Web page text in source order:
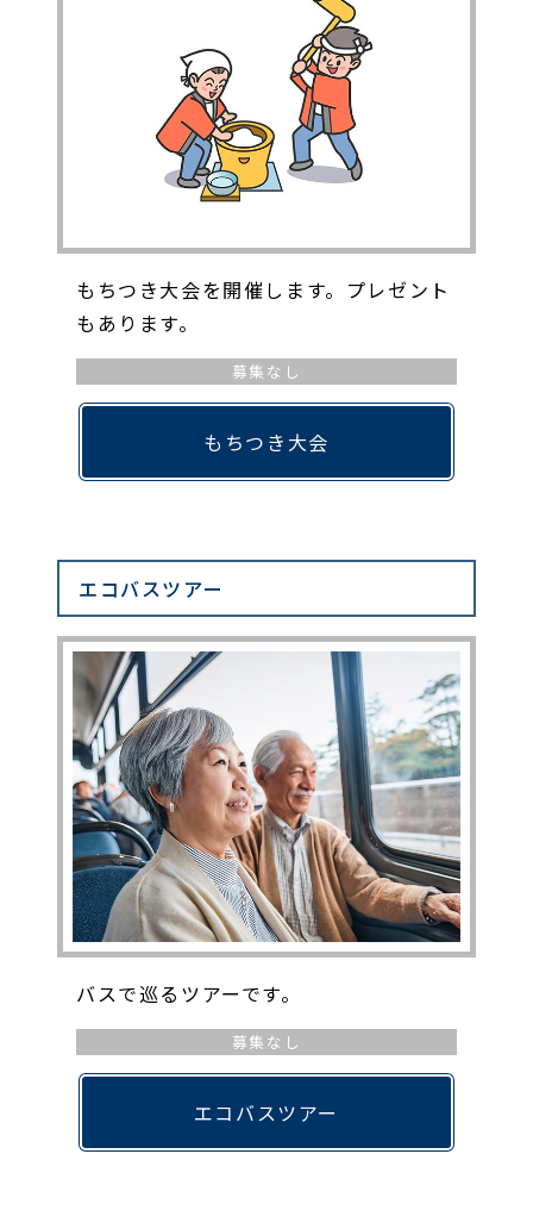
もちつき大会を開催します。プレゼント
もあります。
募集なし
もちつき大会
エコバスツアー
バスで巡るツアーです。
募集なし
エコバスツアー